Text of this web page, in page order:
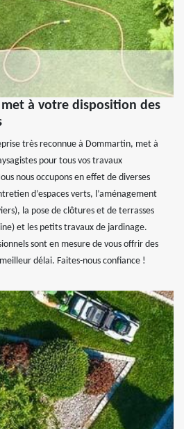
à votre disposition des
très reconnue à Dommartin, met à
pour tous vos travaux
nous occupons en effet de diverses
d’espaces verts, l’aménagement
la pose de clôtures et de terrasses
et les petits travaux de jardinage.
sont en mesure de vous offrir des
délai. Faites-nous confiance !